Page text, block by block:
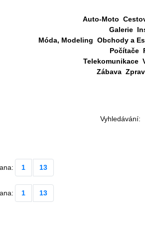
Auto-Moto
Galerie
Móda, Modeling Obchody a
Počítače
Telekomunikace
Zábava
Vyhledávání:
1 13
1 13